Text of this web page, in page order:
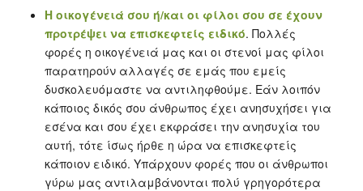
Η οικογένειά σου ή/και οι φίλοι σου σε έχουν
προτρέψει να επισκεφτείς ειδικό. Πολλές
φορές η οικογένειά μας και οι στενοί μας φίλοι
παρατηρούν αλλαγές σε εμάς που εμείς
δυσκολευόμαστε να αντιληφθούμε. Εάν λοιπόν
κάποιος δικός σου άνθρωπος έχει ανησυχήσει για
εσένα και σου έχει εκφράσει την ανησυχία του
αυτή, τότε ίσως ήρθε η ώρα να επισκεφτείς
κάποιον ειδικό. Υπάρχουν φορές που οι άνθρωποι
γύρω μας αντιλαμβάνονται πολύ γρηγορότερα